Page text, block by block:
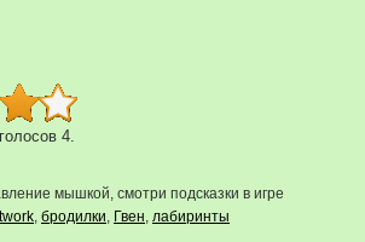
4.
мышкой, смотри подсказки в игре
, бродилки, Гвен, лабиринты